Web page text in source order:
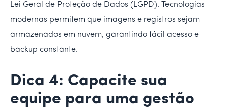
Lei Geral de Proteção de Dados (LGPD). Tecnologias
modernas permitem que imagens e registros sejam
armazenados em nuvem, garantindo fácil acesso e
backup constante.
Dica 4: Capacite sua
equipe para uma gestão